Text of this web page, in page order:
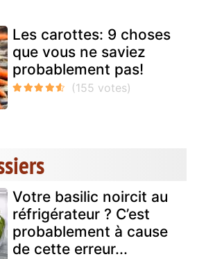
Les carottes: 9 choses
que vous ne saviez
probablement pas!
Votre basilic noircit au
réfrigérateur ? C’est
probablement à cause
de cette erreur...